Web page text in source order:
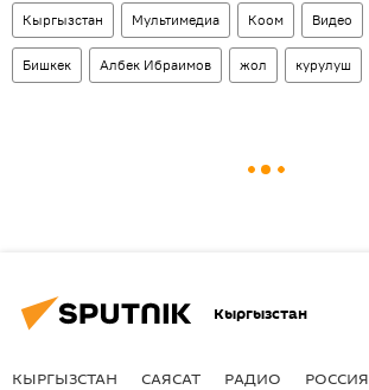
Кыргызстан Мультимедиа Коом Видео
Бишкек Албек Ибраимов жол курулуш
Кыргызстан
КЫРГЫЗСТАН САЯСАТ РАДИО РОССИЯ